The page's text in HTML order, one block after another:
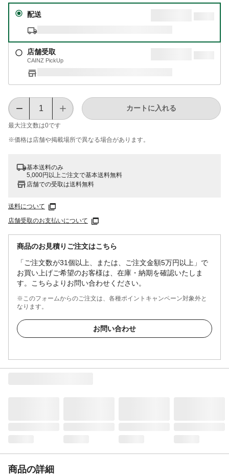
配送
店舗受取
CAINZ PickUp
最大注文数は0です
カートに入れる
※価格は​店舗や​掲載場所で​異なる​場合が​あります。
基本送料のみ
5,000円以上ご注文で基本送料無料
店舗での受取は送料無料
送料について
店舗受取のお支払いについて
商品のお見積りご注文はこちら
「ご注文数が31個以上、または、ご注文金額5万円以上」で
お買い上げご希望のお客様は、在庫・納期を確認いたしま
す。こちらよりお問い合わせください。
※このフォームからのご注文は、各種ポイントキャンペーン対象外と
なります。
お問い合わせ
商品の詳細